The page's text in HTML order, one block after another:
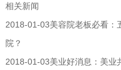
相关新闻
2018-01-03美容院老板必看：
院？
2018-01-03美业好消息：美业